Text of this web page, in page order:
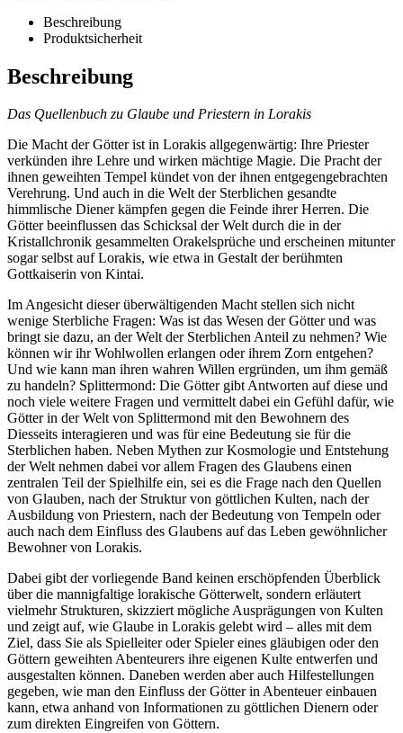
Beschreibung
Produktsicherheit
Beschreibung
Das Quellenbuch zu Glaube und Priestern in Lorakis
Die Macht der Götter ist in Lorakis allgegenwärtig: Ihre Priester
verkünden ihre Lehre und wirken mächtige Magie. Die Pracht der
ihnen geweihten Tempel kündet von der ihnen entgegengebrachten
Verehrung. Und auch in die Welt der Sterblichen gesandte
himmlische Diener kämpfen gegen die Feinde ihrer Herren. Die
Götter beeinflussen das Schicksal der Welt durch die in der
Kristallchronik gesammelten Orakelsprüche und erscheinen mitunter
sogar selbst auf Lorakis, wie etwa in Gestalt der berühmten
Gottkaiserin von Kintai.
Im Angesicht dieser überwältigenden Macht stellen sich nicht
wenige Sterbliche Fragen: Was ist das Wesen der Götter und was
bringt sie dazu, an der Welt der Sterblichen Anteil zu nehmen? Wie
können wir ihr Wohlwollen erlangen oder ihrem Zorn entgehen?
Und wie kann man ihren wahren Willen ergründen, um ihm gemäß
zu handeln? Splittermond: Die Götter gibt Antworten auf diese und
noch viele weitere Fragen und vermittelt dabei ein Gefühl dafür, wie
Götter in der Welt von Splittermond mit den Bewohnern des
Diesseits interagieren und was für eine Bedeutung sie für die
Sterblichen haben. Neben Mythen zur Kosmologie und Entstehung
der Welt nehmen dabei vor allem Fragen des Glaubens einen
zentralen Teil der Spielhilfe ein, sei es die Frage nach den Quellen
von Glauben, nach der Struktur von göttlichen Kulten, nach der
Ausbildung von Priestern, nach der Bedeutung von Tempeln oder
auch nach dem Einfluss des Glaubens auf das Leben gewöhnlicher
Bewohner von Lorakis.
Dabei gibt der vorliegende Band keinen erschöpfenden Überblick
über die mannigfaltige lorakische Götterwelt, sondern erläutert
vielmehr Strukturen, skizziert mögliche Ausprägungen von Kulten
und zeigt auf, wie Glaube in Lorakis gelebt wird – alles mit dem
Ziel, dass Sie als Spielleiter oder Spieler eines gläubigen oder den
Göttern geweihten Abenteurers ihre eigenen Kulte entwerfen und
ausgestalten können. Daneben werden aber auch Hilfestellungen
gegeben, wie man den Einfluss der Götter in Abenteuer einbauen
kann, etwa anhand von Informationen zu göttlichen Dienern oder
zum direkten Eingreifen von Göttern.